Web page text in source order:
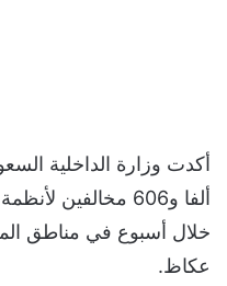
ألفا و606 مخالفين
خلال أسبوع في مناطق
عكاظ.